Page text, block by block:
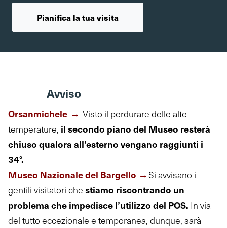
Pianifica la tua visita
Avviso
Orsanmichele → Visto il perdurare delle alte
temperature, il secondo piano del Museo resterà
chiuso qualora all’esterno vengano raggiunti i
34°.
Museo Nazionale del Bargello → Si avvisano i
gentili visitatori che stiamo riscontrando un
problema che impedisce l’utilizzo del POS. In via
del tutto eccezionale e temporanea, dunque, sarà